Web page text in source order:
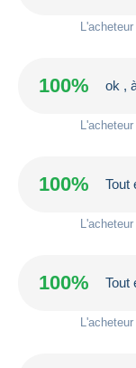
100% ok ,
100% Tout
100% Tout